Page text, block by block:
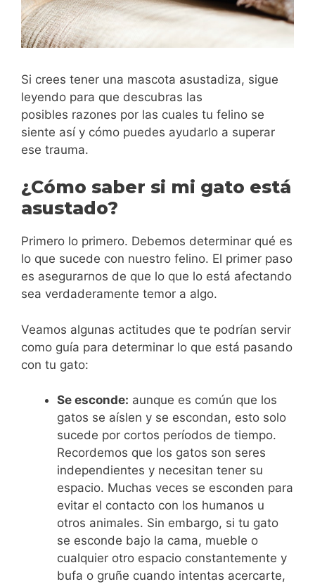
Si crees tener una mascota asustadiza, sigue
leyendo para que descubras las
posibles razones por las cuales tu felino se
siente así y cómo puedes ayudarlo a superar
ese trauma.
¿Cómo saber si mi gato está
asustado?
Primero lo primero. Debemos determinar qué es
lo que sucede con nuestro felino. El primer paso
es asegurarnos de que lo que lo está afectando
sea verdaderamente temor a algo.
Veamos algunas actitudes que te podrían servir
como guía para determinar lo que está pasando
con tu gato:
Se esconde: aunque es común que los
gatos se aíslen y se escondan, esto solo
sucede por cortos períodos de tiempo.
Recordemos que los gatos son seres
independientes y necesitan tener su
espacio. Muchas veces se esconden para
evitar el contacto con los humanos u
otros animales. Sin embargo, si tu gato
se esconde bajo la cama, mueble o
cualquier otro espacio constantemente y
bufa o gruñe cuando intentas acercarte,